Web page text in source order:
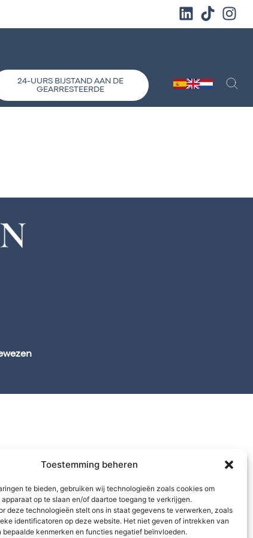
Toestemming beheren
te bieden, gebruiken wij technologieën zoals cookies om
op te slaan en/of daartoe toegang te verkrijgen.
deze technologieën stelt ons in staat gegevens te verwerken, zoals
identificatoren op deze website. Het niet geven of intrekken van
bepaalde kenmerken en functies negatief beïnvloeden.
24-UURS BIJSTAND AAN DE
GEARRESTEERDE